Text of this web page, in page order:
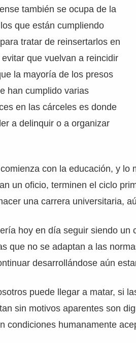
también se ocupa de la
que están cumpliendo
tratar de reinsertarlos en
evitar que vuelvan a reincidir
la mayoría de los presos
han cumplido varias
en las cárceles es donde
a delinquir o a organizar
con la educación, y lo
un oficio, terminen el ciclo
una carrera universitaria,
hoy en día seguir siendo un
que no se adaptan a las
desarrollándose aún
puede llegar a matar, si
sin motivos aparentes son
condiciones humanamente